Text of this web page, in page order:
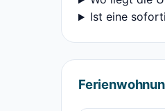
Ist eine